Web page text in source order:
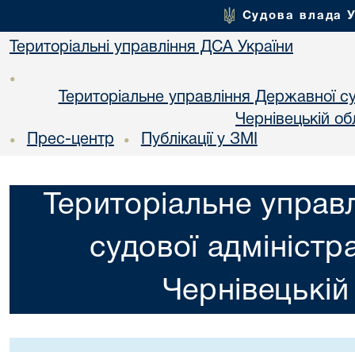
Судова влада
Територіальні управління ДСА України
•
Територіальне управління Державної
Чернiвецькій
• Прес-центр • Публікації у ЗМІ
Територіальне
судової